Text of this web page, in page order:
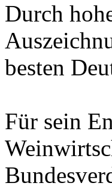
Durch
besten
Für sein